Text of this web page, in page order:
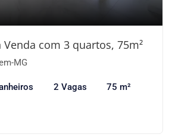
com 3 quartos, 75m²
MG
2 Vagas 75 m²